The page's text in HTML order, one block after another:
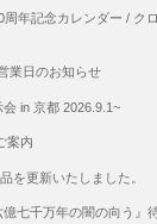
周年記念カレンダー /
業日のお知らせ
in 京都 2026.9.1~
案内
を更新いたしました。
七千万年の闇の向う』